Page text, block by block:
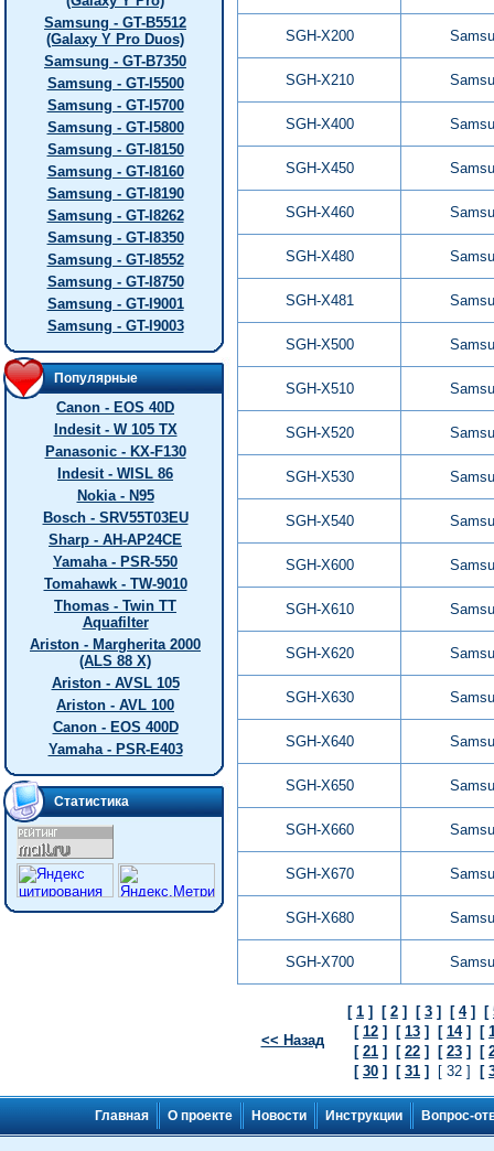
Samsung - GT-B5512
(Galaxy Y Pro Duos)
Samsung - GT-B7350
Samsung - GT-I5500
Samsung - GT-I5700
Samsung - GT-I5800
Samsung - GT-I8150
Samsung - GT-I8160
Samsung - GT-I8190
Samsung - GT-I8262
Samsung - GT-I8350
Samsung - GT-I8552
Samsung - GT-I8750
Samsung - GT-I9001
Samsung - GT-I9003
Популярные
Canon - EOS 40D
Indesit - W 105 TX
Panasonic - KX-F130
Indesit - WISL 86
Nokia - N95
Bosch - SRV55T03EU
Sharp - AH-AP24CE
Yamaha - PSR-550
Tomahawk - TW-9010
Thomas - Twin TT
Aquafilter
Ariston - Margherita 2000
(ALS 88 X)
Ariston - AVSL 105
Ariston - AVL 100
Canon - EOS 400D
Yamaha - PSR-E403
Статистика
SGH-X200
SGH-X210
SGH-X400
SGH-X450
SGH-X460
SGH-X480
SGH-X481
SGH-X500
SGH-X510
SGH-X520
SGH-X530
SGH-X540
SGH-X600
SGH-X610
SGH-X620
SGH-X630
SGH-X640
SGH-X650
SGH-X660
SGH-X670
SGH-X680
SGH-X700
<< Назад
[ 1 ] [ 2 ] [ 3 ] [ 4] [
[ 12 ] [ 13 ] [ 14] [
[ 21 ] [ 22 ] [ 23 ] [
[ 30 ] [ 31 ] [ 32 ] [
Главная О проекте Новости Инструкции Вопрос-